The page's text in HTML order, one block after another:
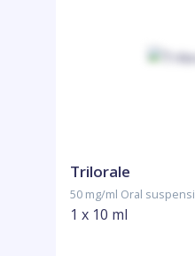
Trilorale
50 mg/ml Oral
1 x 10 ml